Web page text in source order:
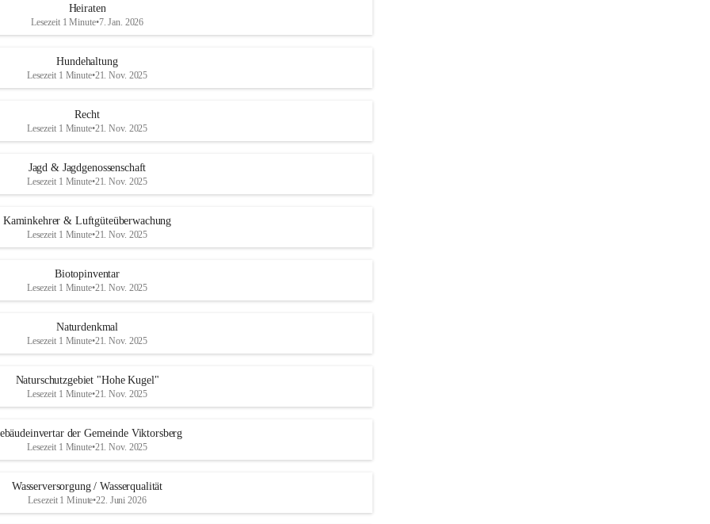
Heiraten
Lesezeit 1 Minute•7. Jan. 2026
Hundehaltung
Lesezeit 1 Minute•21. Nov. 2025
Recht
Lesezeit 1 Minute•21. Nov. 2025
Jagd & Jagdgenossenschaft
Lesezeit 1 Minute•21. Nov. 2025
Kaminkehrer & Luftgüteüberwachung
Lesezeit 1 Minute•21. Nov. 2025
Biotopinventar
Lesezeit 1 Minute•21. Nov. 2025
Naturdenkmal
Lesezeit 1 Minute•21. Nov. 2025
Naturschutzgebiet "Hohe Kugel"
Lesezeit 1 Minute•21. Nov. 2025
der Gemeinde Viktorsberg
Lesezeit 1 Minute•21. Nov. 2025
Wasserversorgung / Wasserqualität
Lesezeit 1 Minute•22. Juni 2026